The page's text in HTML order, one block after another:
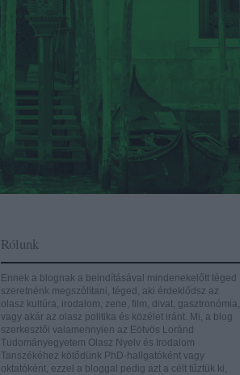
Rólunk
Ennek a blognak a beindításával mindenekelőtt téged
szeretnénk megszólítani, téged, aki érdeklődsz az
olasz kultúra, irodalom, zene, film, divat, gasztronómia,
vagy akár az olasz politika és közélet iránt. Mi, a blog
szerkesztői valamennyien az Eötvös Loránd
Tudományegyetem Olasz Nyelv és Irodalom
Tanszékéhez kötődünk PhD-hallgatóként vagy
oktatóként, ezzel a bloggal pedig azt a célt tűztük ki,